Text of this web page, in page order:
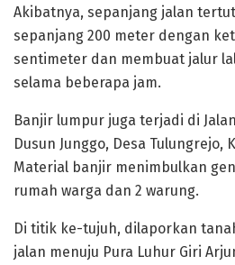
Akibatnya, sepanjang jalan
sepanjang 200 meter dengan
sentimeter dan membuat jalur
selama beberapa jam.
Banjir lumpur juga terjadi di Jalan
Dusun Junggo, Desa Tulungrejo,
Material banjir menimbulkan
rumah warga dan 2 warung.
Di titik ke-tujuh, dilaporkan
jalan menuju Pura Luhur Giri